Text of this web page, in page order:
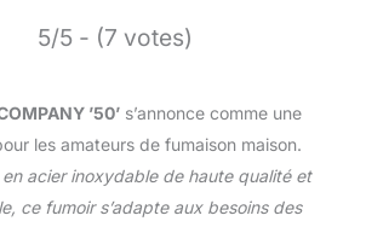
5/5 - (7 votes)
’50’ s’annonce comme une
les amateurs de fumaison maison.
en acier inoxydable de haute qualité et
ce fumoir s’adapte aux besoins des